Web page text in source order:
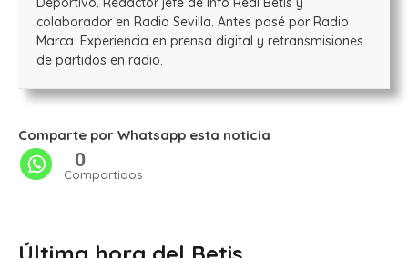
colaborador en Radio Sevilla. Antes pasé por Radio
Marca. Experiencia en prensa digital y retransmisiones
de partidos en radio.
Comparte por Whatsapp esta noticia
0
Compartidos